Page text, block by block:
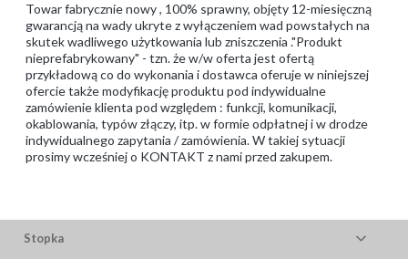
Towar fabrycznie nowy , 100% sprawny, objęty 12-miesięczną
gwarancją na wady ukryte z wyłączeniem wad powstałych na
skutek wadliwego użytkowania lub zniszczenia ."Produkt
nieprefabrykowany" - tzn. że w/w oferta jest ofertą
przykładową co do wykonania i dostawca oferuje w niniejszej
ofercie także modyfikację produktu pod indywidualne
zamówienie klienta pod względem : funkcji, komunikacji,
okablowania, typów złączy, itp. w formie odpłatnej i w drodze
indywidualnego zapytania / zamówienia. W takiej sytuacji
prosimy wcześniej o KONTAKT z nami przed zakupem.
Stopka